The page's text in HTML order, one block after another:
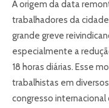
A origem da data
trabalhadores da
grande greve
especialmente a
18 horas diárias. Esse
trabalhistas em
congresso internacional